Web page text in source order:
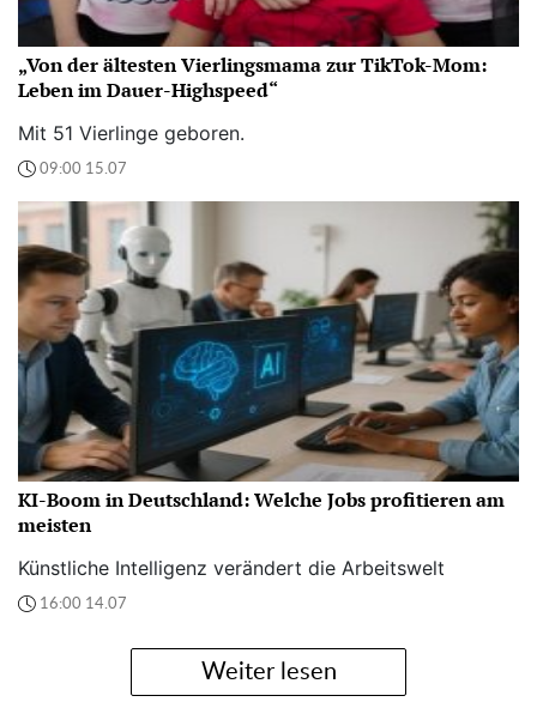
„Von der ältesten Vierlingsmama zur TikTok-Mom:
Leben im Dauer-Highspeed“
Mit 51 Vierlinge geboren.
09:00 15.07
KI-Boom in Deutschland: Welche Jobs profitieren am
meisten
Künstliche Intelligenz verändert die Arbeitswelt
16:00 14.07
Weiter lesen